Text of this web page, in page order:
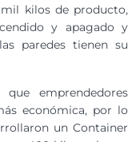
kilos de producto,
y apagado y
paredes tienen su
emprendedores
económica, por lo
un Container